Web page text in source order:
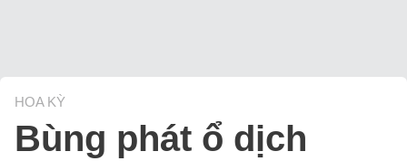
HOA KỲ
Bùng phát ổ dịch